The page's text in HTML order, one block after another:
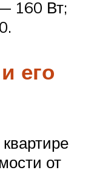
160 Вт;
его
от